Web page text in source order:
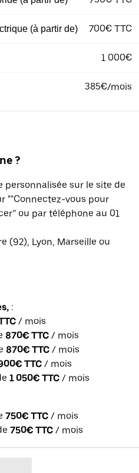
(à partir de) 700€ TTC
1 000€
385€/mois
?
sur le site de
""Connectez-vous pour
ou par téléphone au 01
(92), Lyon, Marseille ou
:
/ mois
870€ TTC / mois
870€ TTC / mois
TTC / mois
1 050€ TTC / mois
750€ TTC / mois
750€ TTC / mois